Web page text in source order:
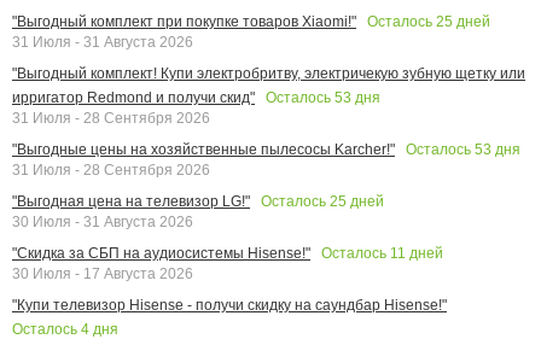
"Выгодный комплект при покупке товаров Xiaomi!"
Осталось 25 дней
31 Июля - 31 Августа 2026
"Выгодный комплект! Купи электробритву, электричекую зубную щетку или
ирригатор Redmond и получи скид"
Осталось 53 дня
31 Июля - 28 Сентября 2026
"Выгодные цены на хозяйственные пылесосы Karcher!"
Осталось 53 дня
31 Июля - 28 Сентября 2026
"Выгодная цена на телевизор LG!"
Осталось 25 дней
30 Июля - 31 Августа 2026
"Скидка за СБП на аудиосистемы Hisense!"
Осталось 11 дней
30 Июля - 17 Августа 2026
"Купи телевизор Hisense - получи скидку на саундбар Hisense!"
Осталось 4 дня